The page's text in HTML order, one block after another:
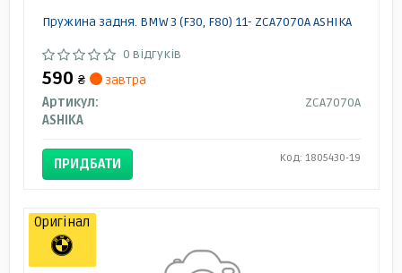
Пружина задня. BMW 3 (F30, F80) 11- ZCA7070A ASHIKA
0 відгуків
590 ₴
завтра
Артикул:
ZCA7070A
ASHIKA
ПРИДБАТИ Код: 1805430-19
Оригінал